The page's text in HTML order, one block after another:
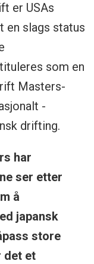
er USAs
en slags status
som en
Masters-
-
drifting.
har
ser etter
å
japansk
store
det et